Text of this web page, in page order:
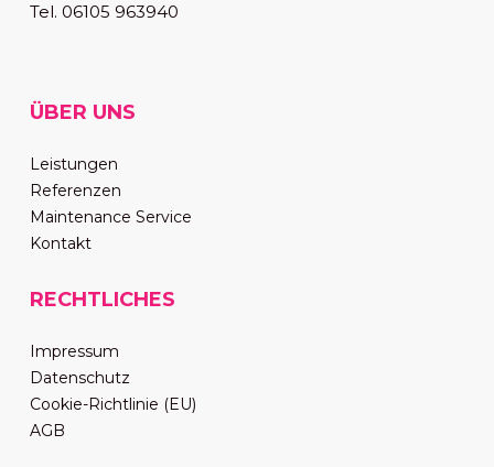
Tel. 06105 963940
ÜBER UNS
Leistungen
Referenzen
Maintenance Service
Kontakt
RECHTLICHES
Impressum
Datenschutz
Cookie-Richtlinie (EU)
AGB